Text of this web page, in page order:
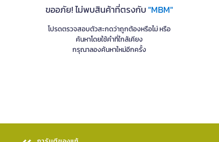
ขออภัย! ไม่พบสินค้าที่ตรงกับ"MBM"
โปรดตรวจสอบตัวสะกดว่าถูกต้องหรือไม่ หรือ
ค้นหาโดยใช้คำที่ใกล้เคียง
กรุณาลองค้นหาใหม่อีกครั้ง